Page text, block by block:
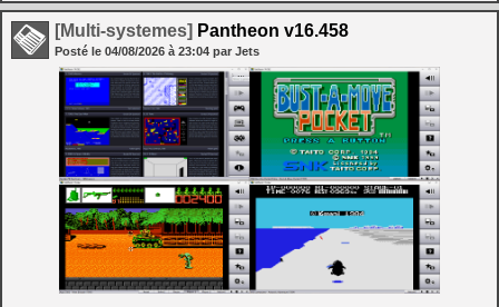
[Multi-systemes] Pantheon v16.458
Posté le 04/08/2026 à 23:04 par Jets